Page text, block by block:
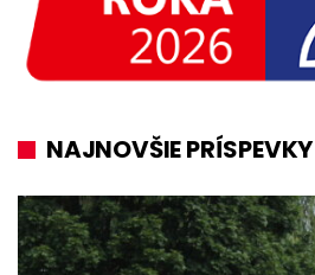
NAJNOVŠIE PRÍSPEVKY